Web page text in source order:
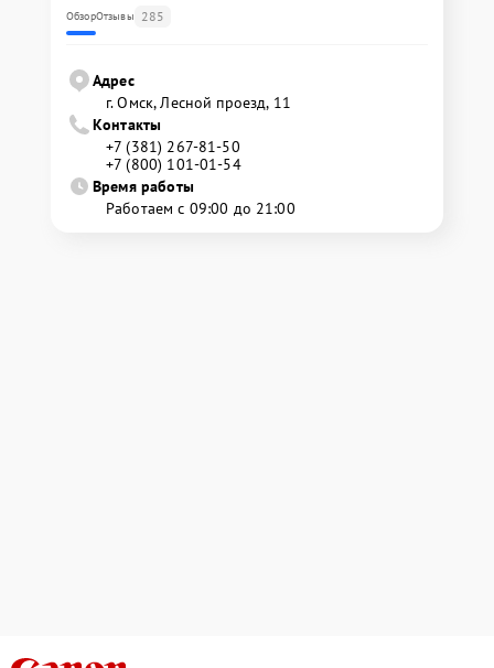
ОбзорОтзывы 285
Адрес
г. Омск, ​Лесной проезд, 11
Контакты
+7 (381) 267-81-50
+7 (800) 101-01-54
Время работы
Работаем с 09:00 до 21:00